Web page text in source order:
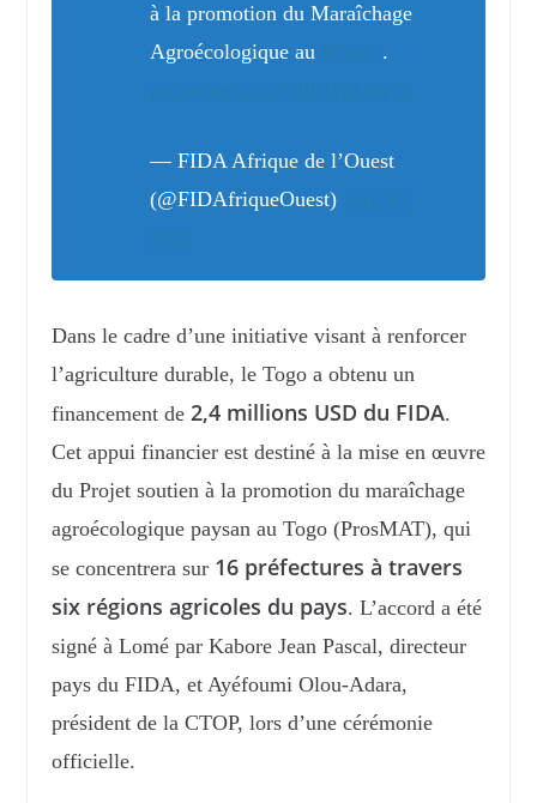
à la promotion du Maraîchage
Agroécologique au
.
— FIDA Afrique de l’Ouest
(@FIDAfriqueOuest)
Dans le cadre d’une initiative visant à renforcer
l’agriculture durable, le Togo a obtenu un
financement de 2,4 millions USD du FIDA.
Cet appui financier est destiné à la mise en œuvre
du Projet soutien à la promotion du maraîchage
agroécologique paysan au Togo (ProsMAT), qui
se concentrera sur 16 préfectures à travers
six régions agricoles du pays. L’accord a été
signé à Lomé par Kabore Jean Pascal, directeur
pays du FIDA, et Ayéfoumi Olou-Adara,
président de la CTOP, lors d’une cérémonie
officielle.